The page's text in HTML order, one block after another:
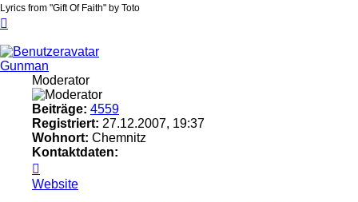
Lyrics from "Gift Of Faith" by Toto
Gunman
Moderator
Beiträge: 4559
Registriert: 27.12.2007, 19:37
Wohnort: Chemnitz
Kontaktdaten:
von
Gunman
Website